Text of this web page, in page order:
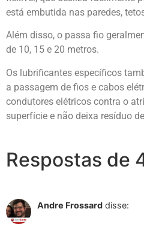
está embutida nas paredes,
Além disso, o passa fio
de 10, 15 e 20 metros.
Os lubrificantes específicos
a passagem de fios e cabos
condutores elétricos contra o
superfície e não deixa resíduo
Respostas de
Andre Frossard disse: